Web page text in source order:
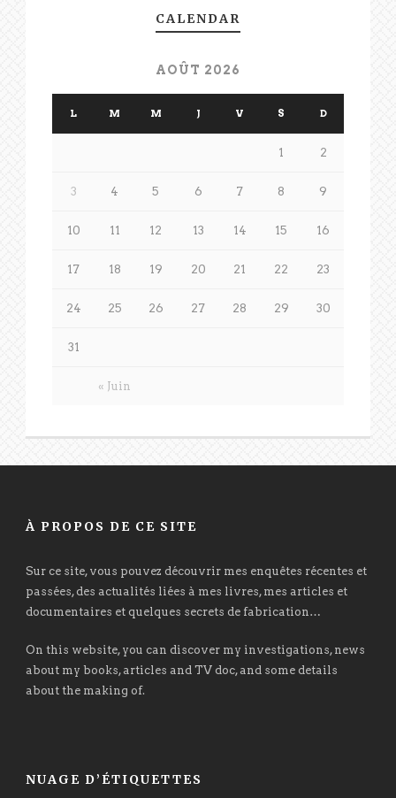
CALENDAR
AOÛT 2026
L M M J V S D
« Juin
1 2
3 4 5 6 7 8 9
10 11 12 13 14 15 16
17 18 19 20 21 22 23
24 25 26 27 28 29 30
31
À PROPOS DE CE SITE
Sur ce site, vous pouvez découvrir mes enquêtes récentes et
passées, des actualités liées à mes livres, mes articles et
documentaires et quelques secrets de fabrication…
On this website, you can discover my investigations, news
about my books, articles and TV doc, and some details
about the making of.
NUAGE D’ÉTIQUETTES